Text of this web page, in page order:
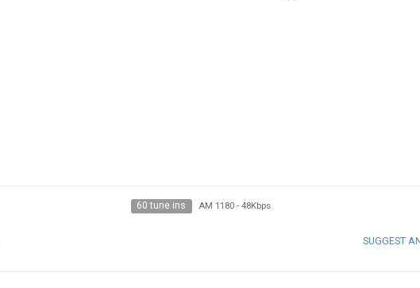
60 tune ins AM 1180- 48Kbps
SUGGEST